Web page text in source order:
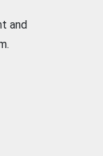
and